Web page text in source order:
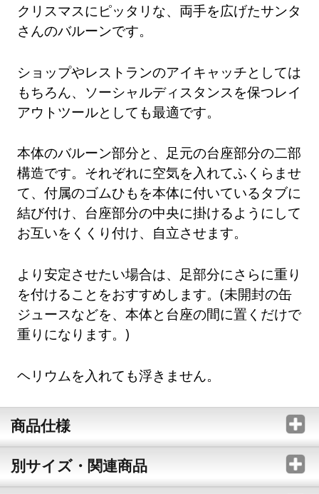
クリスマスにピッタリな、両手を広げたサンタ
さんのバルーンです。
ショップやレストランのアイキャッチとしては
もちろん、ソーシャルディスタンスを保つレイ
アウトツールとしても最適です。
本体のバルーン部分と、足元の台座部分の二部
構造です。それぞれに空気を入れてふくらませ
て、付属のゴムひもを本体に付いているタブに
結び付け、台座部分の中央に掛けるようにして
お互いをくくり付け、自立させます。
より安定させたい場合は、足部分にさらに重り
を付けることをおすすめします。(未開封の缶
ジュースなどを、本体と台座の間に置くだけで
重りになります。)
ヘリウムを入れても浮きません。
商品仕様
別サイズ・関連商品